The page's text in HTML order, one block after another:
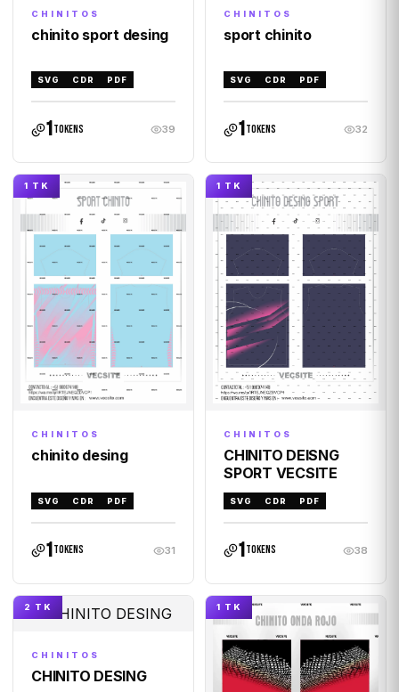
CHINITOS
chinito sport desing
SVG CDR PDF
1tokens 39
CHINITOS
sport chinito
SVG CDR PDF
1tokens 32
1 TK
CHINITOS
chinito desing
SVG CDR PDF
1tokens 31
1 TK
CHINITOS
CHINITO DEISNG
SPORT VECSITE
SVG CDR PDF
1tokens 38
2 TK
CHINITOS
CHINITO DESING
1 TK